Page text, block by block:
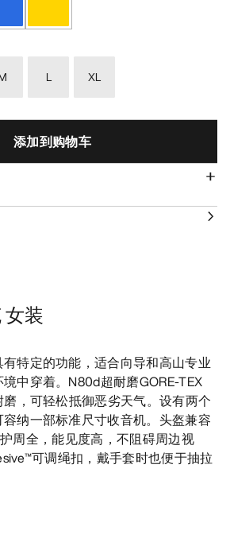
L
XL
添加到购物车
装
特定的功能，适合向导和高山专业
中穿着。N80d超耐磨GORE-TEX
，可轻松抵御恶劣天气。设有两个
纳一部标准尺寸收音机。头盔兼容
周全，能见度高，不阻碍周边视
可调绳扣，戴手套时也便于抽拉